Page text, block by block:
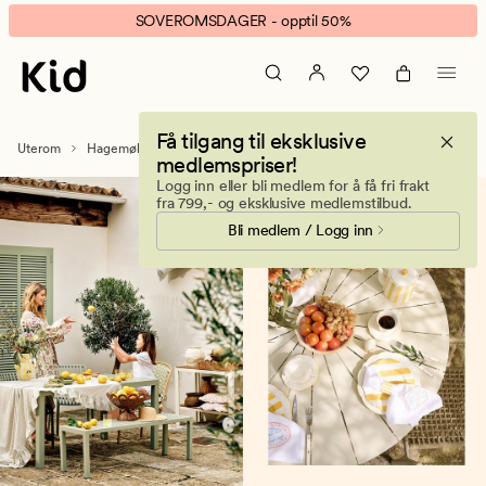
Hagebord
og
utebord
balkong
hage
banner.
Klikk
ESCAPE
pause.
SOVEROMSDAGER - opptil 50%
Få tilgang til eksklusive
medlemspriser!
Logg inn eller bli medlem for å få fri frakt
fra 799,- og eksklusive medlemstilbud.
Bli medlem / Logg inn
Uterom Hagemøbler Hagebord